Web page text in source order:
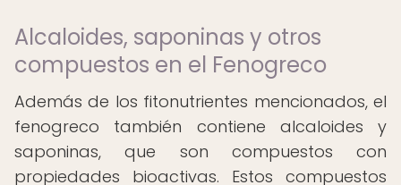
Alcaloides, saponinas y otros
compuestos en el Fenogreco
Además de los fitonutrientes mencionados, el
fenogreco también contiene alcaloides y
saponinas, que son compuestos con
propiedades bioactivas. Estos compuestos